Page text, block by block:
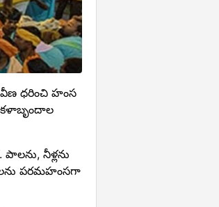
ధరించి హంస
నీళ్లను
పరమహంసగా